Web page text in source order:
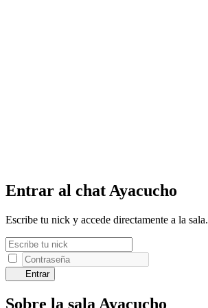
Entrar al chat Ayacucho
Escribe tu nick y accede directamente a la sala.
Entrar
Sobre la sala Ayacucho